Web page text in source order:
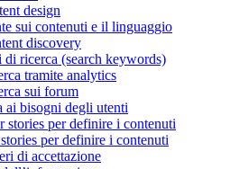
design
sui contenuti e il linguaggio
discovery
di ricerca (search keywords)
tramite analytics
sui forum
ai bisogni degli utenti
stories per definire i contenuti
per definire i contenuti
di accettazione